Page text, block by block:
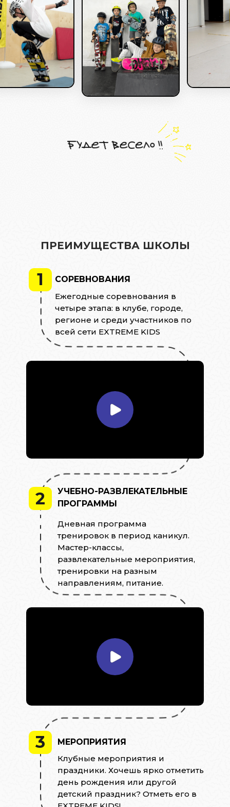
ПРЕИМУЩЕСТВА ШКОЛЫ
1
2
СОРЕВНОВАНИЯ
Ежегодные соревнования в
четыре этапа: в клубе, городе,
регионе и среди участников по
всей сети EXTREME KIDS
УЧЕБНО-РАЗВЛЕКАТЕЛЬНЫЕ
ПРОГРАММЫ
Дневная программа
тренировок в период каникул.
Мастер-классы,
развлекательные мероприятия,
тренировки на разным
направлениям, питание.
3
МЕРОПРИЯТИЯ
Клубные мероприятия и
праздники. Хочешь ярко отметить
день рождения или другой
детский праздник? Отметь его в